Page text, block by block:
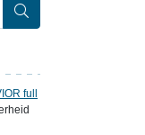
full